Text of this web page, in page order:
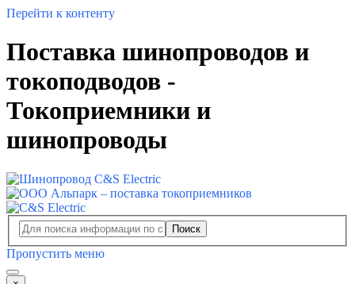
Перейти к контенту
Поставка шинопроводов и
токоподводов -
Токоприемники и
шинопроводы
Поиск
Пропустить меню